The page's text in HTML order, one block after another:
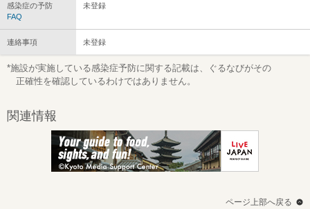
感染症の予防
FAQ
未登録
連絡事項 未登録
*施設が実施している感染症予防に関する記載は、ぐるなびがその
正確性を確認しているわけではありません。
関連情報
ページ上部へ戻る